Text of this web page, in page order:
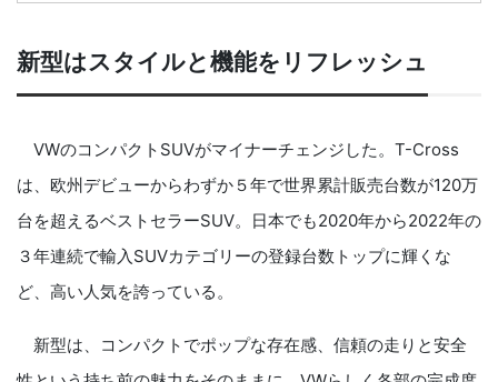
新型はスタイルと機能をリフレッシュ
VWのコンパクトSUVがマイナーチェンジした。T-Cross
は、欧州デビューからわずか５年で世界累計販売台数が120万
台を超えるベストセラーSUV。日本でも2020年から2022年の
３年連続で輸入SUVカテゴリーの登録台数トップに輝くな
ど、高い人気を誇っている。
新型は、コンパクトでポップな存在感、信頼の走りと安全